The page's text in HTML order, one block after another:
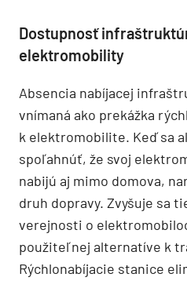
Dostupnosť
elektromobility
Absencia nabíjacej
vnímaná ako prekážka
k elektromobilite. Keď sa
spoľahnúť, že svoj
nabijú aj mimo domova,
druh dopravy. Zvyšuje sa
verejnosti o
použiteľnej alternatíve k
Rýchlonabíjacie stanice